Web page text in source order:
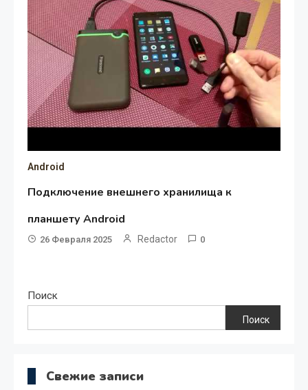
Android
Подключение внешнего хранилища к
планшету Android
26 Февраля 2025 Redactor 0
Поиск
Поиск
Свежие записи